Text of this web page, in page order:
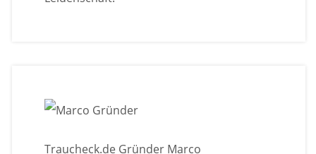
Traucheck.de Gründer Marco